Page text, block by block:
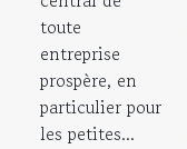
toute
entreprise
prospère, en
particulier pour
les petites...